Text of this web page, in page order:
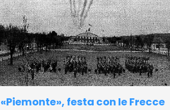
«Piemonte», festa con le Frecce